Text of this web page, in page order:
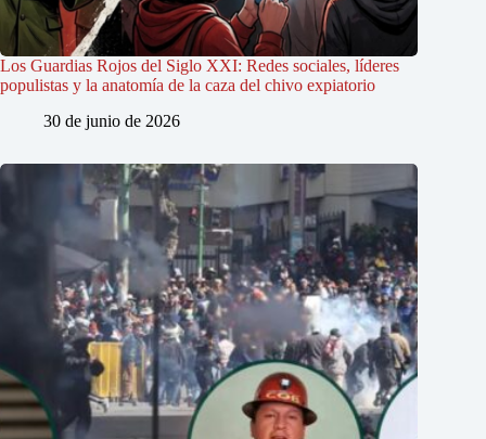
Los Guardias Rojos del Siglo XXI: Redes sociales, líderes
populistas y la anatomía de la caza del chivo expiatorio
30 de junio de 2026